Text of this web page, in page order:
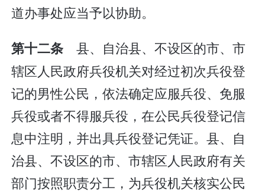
道办事处应当予以协助。
第十二条 县、自治县、不设区的市、市
辖区人民政府兵役机关对经过初次兵役登
记的男性公民，依法确定应服兵役、免服
兵役或者不得服兵役，在公民兵役登记信
息中注明，并出具兵役登记凭证。县、自
治县、不设区的市、市辖区人民政府有关
部门按照职责分工，为兵役机关核实公民